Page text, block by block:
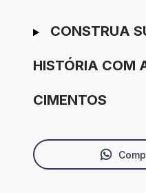
CONSTRUA
HISTÓRIA COM
CIMENTOS